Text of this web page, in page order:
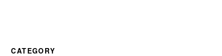
CATEGORY